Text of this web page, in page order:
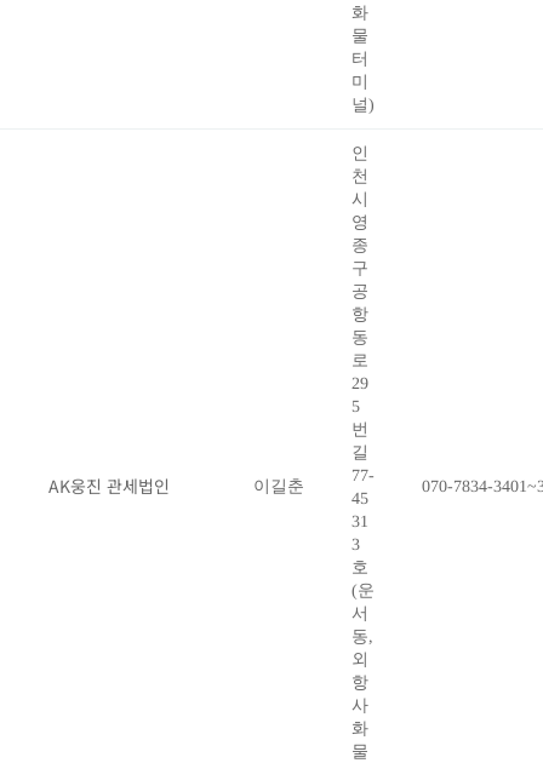
화
물
터
미
널)
AK웅진 관세법인 이길춘
인
천
시
영
종
구
공
항
동
로
29
5
번
길
77-
45
31
3
호
(운
서
동,
외
항
사
화
물
070-7834-